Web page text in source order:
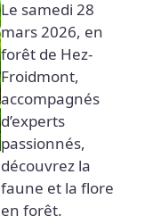
Le samedi 28
mars 2026, en
forêt de Hez-
Froidmont,
accompagnés
d’experts
passionnés,
découvrez la
faune et la flore
en forêt.